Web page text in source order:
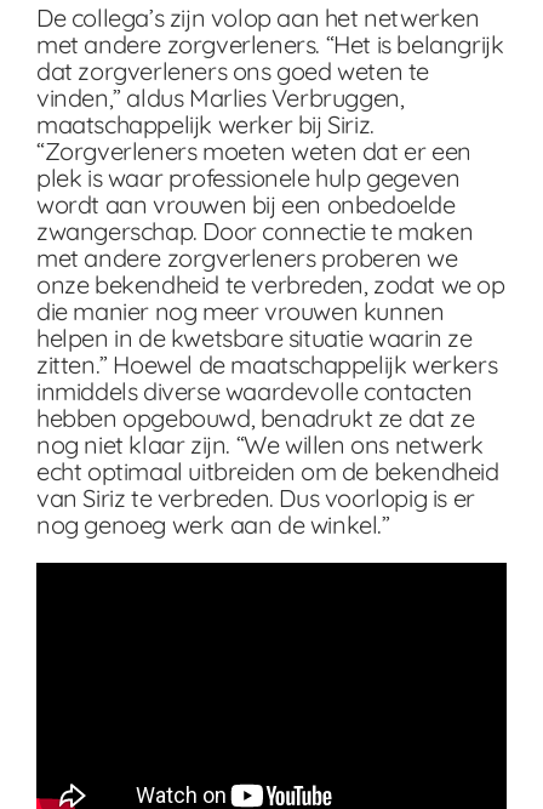
De collega’s zijn volop aan het netwerken
met andere zorgverleners. “Het is belangrijk
dat zorgverleners ons goed weten te
vinden,” aldus Marlies Verbruggen,
maatschappelijk werker bij Siriz.
“Zorgverleners moeten weten dat er een
plek is waar professionele hulp gegeven
wordt aan vrouwen bij een onbedoelde
zwangerschap. Door connectie te maken
met andere zorgverleners proberen we
onze bekendheid te verbreden, zodat we op
die manier nog meer vrouwen kunnen
helpen in de kwetsbare situatie waarin ze
zitten.” Hoewel de maatschappelijk werkers
inmiddels diverse waardevolle contacten
hebben opgebouwd, benadrukt ze dat ze
nog niet klaar zijn. “We willen ons netwerk
echt optimaal uitbreiden om de bekendheid
van Siriz te verbreden. Dus voorlopig is er
nog genoeg werk aan de winkel.”